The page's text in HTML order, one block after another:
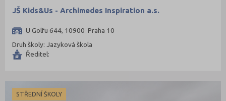
JŠ Kids&Us - Archimedes Inspiration a.s.
U Golfu 644, 10900 Praha 10
Druh školy: Jazyková škola
Ředitel:
STŘEDNÍ ŠKOLY